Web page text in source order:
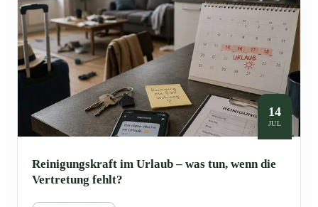
14
JUL
Reinigungskraft im Urlaub – was tun, wenn die
Vertretung fehlt?